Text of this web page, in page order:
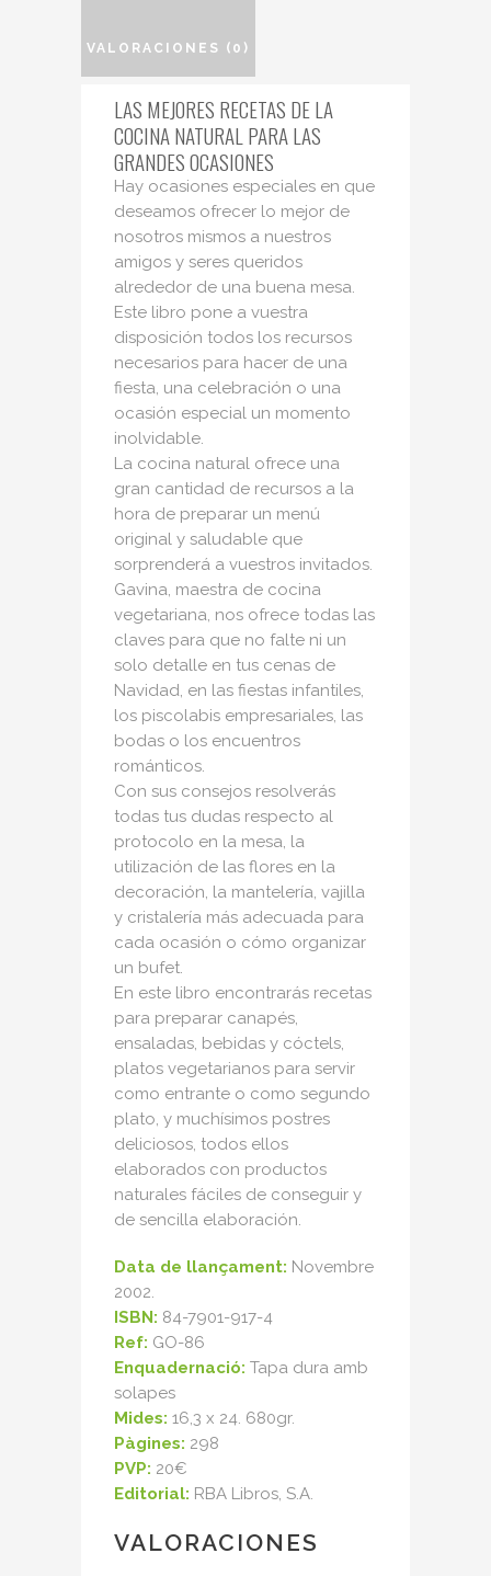
VALORACIONES (0)
LAS MEJORES RECETAS DE LA
COCINA NATURAL PARA LAS
GRANDES OCASIONES
Hay ocasiones especiales en que
deseamos ofrecer lo mejor de
nosotros mismos a nuestros
amigos y seres queridos
alrededor de una buena mesa.
Este libro pone a vuestra
disposición todos los recursos
necesarios para hacer de una
fiesta, una celebración o una
ocasión especial un momento
inolvidable.
La cocina natural ofrece una
gran cantidad de recursos a la
hora de preparar un menú
original y saludable que
sorprenderá a vuestros invitados.
Gavina, maestra de cocina
vegetariana, nos ofrece todas las
claves para que no falte ni un
solo detalle en tus cenas de
Navidad, en las fiestas infantiles,
los piscolabis empresariales, las
bodas o los encuentros
románticos.
Con sus consejos resolverás
todas tus dudas respecto al
protocolo en la mesa, la
utilización de las flores en la
decoración, la mantelería, vajilla
y cristalería más adecuada para
cada ocasión o cómo organizar
un bufet.
En este libro encontrarás recetas
para preparar canapés,
ensaladas, bebidas y cóctels,
platos vegetarianos para servir
como entrante o como segundo
plato, y muchísimos postres
deliciosos, todos ellos
elaborados con productos
naturales fáciles de conseguir y
de sencilla elaboración.
Data de llançament: Novembre
2002.
ISBN: 84-7901-917-4
Ref: GO-86
Enquadernació: Tapa dura amb
solapes
Mides: 16,3 x 24. 680gr.
Pàgines: 298
PVP: 20€
Editorial: RBA Libros, S.A.
VALORACIONES